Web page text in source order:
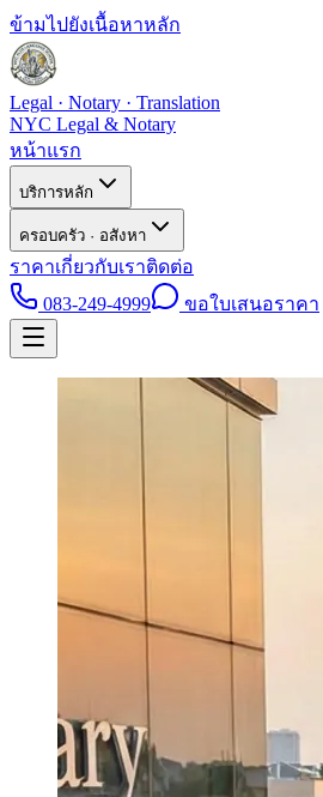
ข้ามไปยังเนื้อหาหลัก
Legal · Notary · Translation
NYC Legal & Notary
หน้าแรก
บริการหลัก
ครอบครัว · อสังหา
ราคาเกี่ยวกับเราติดต่อ
083-249-4999
ขอใบเสนอราคา